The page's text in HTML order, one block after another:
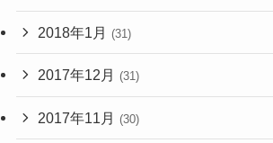
2018年1月 (31)
2017年12月 (31)
2017年11月 (30)